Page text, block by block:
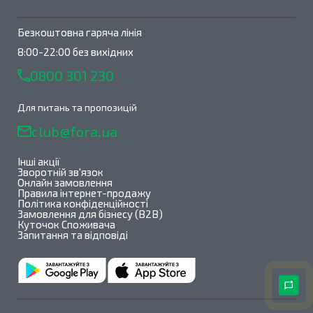
Безкоштовна гаряча лінія
8:00-22:00 без вихідних
0800 301 230
Для питань та пропозицій
club@fora.ua
Інші акції
Зворотній зв'язок
Онлайн замовлення
Правила інтернет-продажу
Політика конфіденційності
Замовлення для бізнесу (B2B)
Куточок Споживача
Запитання та відповіді